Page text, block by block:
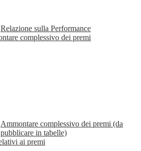
Relazione sulla Performance
complessivo dei premi
Ammontare complessivo dei premi (da
pubblicare in tabelle)
ai premi